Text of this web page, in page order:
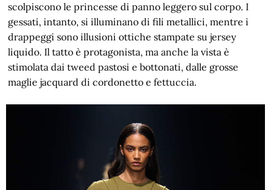
scolpiscono le princesse di panno leggero sul corpo. I
gessati, intanto, si illuminano di fili metallici, mentre i
drappeggi sono illusioni ottiche stampate su jersey
liquido. Il tatto è protagonista, ma anche la vista è
stimolata dai tweed pastosi e bottonati, dalle grosse
maglie jacquard di cordonetto e fettuccia.